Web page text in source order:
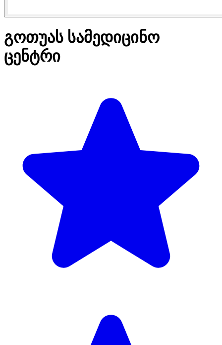
გოთუას სამედიცინო
ცენტრი